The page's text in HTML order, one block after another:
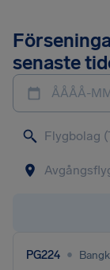
senaste
ÅÅÅÅ-
PG224 •